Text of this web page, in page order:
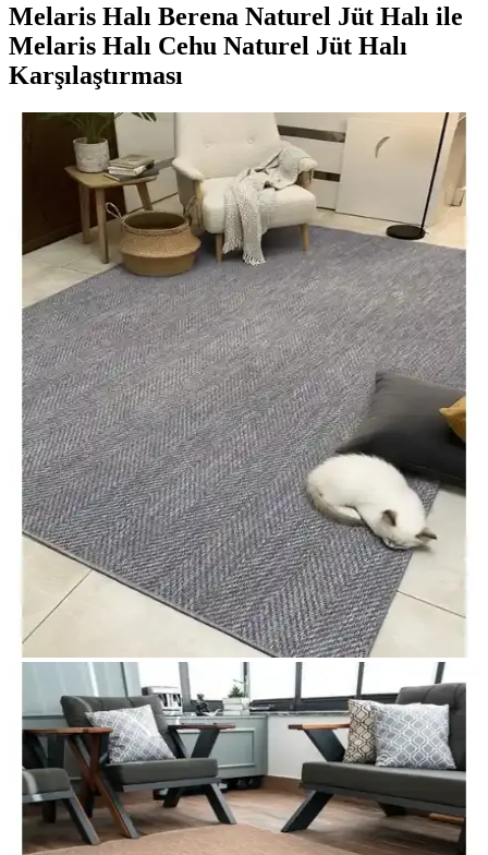
Melaris Halı Berena Naturel Jüt Halı ile
Melaris Halı Cehu Naturel Jüt Halı
Karşılaştırması